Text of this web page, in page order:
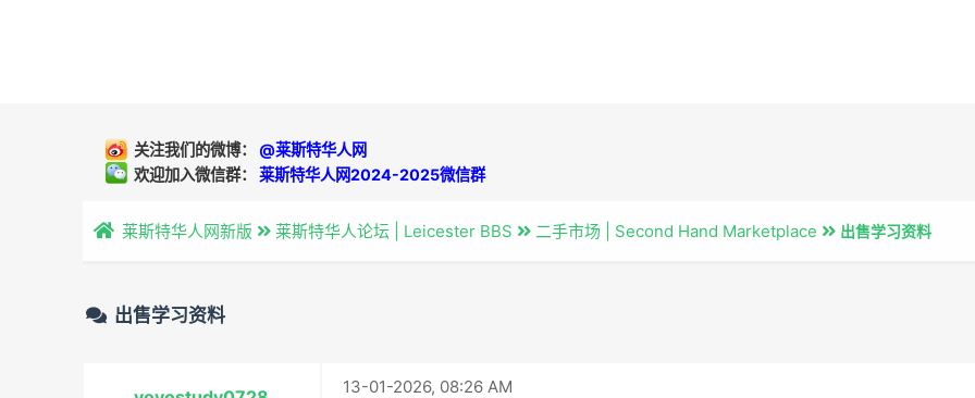
关注我们的微博：@莱斯特华人网
欢迎加入微信群：莱斯特华人网2024-2025微信群
莱斯特华人网新版 莱斯特华人论坛 | Leicester BBS 二手市场 | Second Hand Marketplace 出售学习资料
出售学习资料
13-01-2026, 08:26 AM